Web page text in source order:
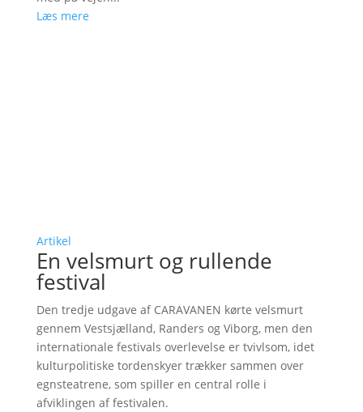
Læs mere
Artikel
En velsmurt og rullende
festival
Den tredje udgave af CARAVANEN kørte velsmurt
gennem Vestsjælland, Randers og Viborg, men den
internationale festivals overlevelse er tvivlsom, idet
kulturpolitiske tordenskyer trækker sammen over
egnsteatrene, som spiller en central rolle i
afviklingen af festivalen.